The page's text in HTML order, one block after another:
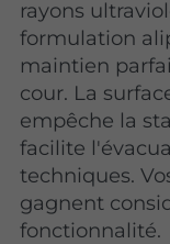
rayons
formulation
maintien
cour. La
empêche la
facilite
techniques.
gagnent
fonctionnalité.